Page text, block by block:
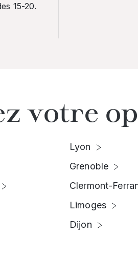
15-20.
votre
Lyon
Grenoble
Clermont-
Limoges
Dijon